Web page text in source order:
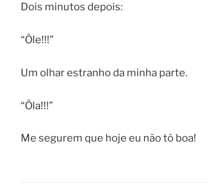
Dois minutos depois:
“Ôle!!!”
Um olhar estranho da minha parte.
“Ôla!!!”
Me segurem que hoje eu não tô boa!